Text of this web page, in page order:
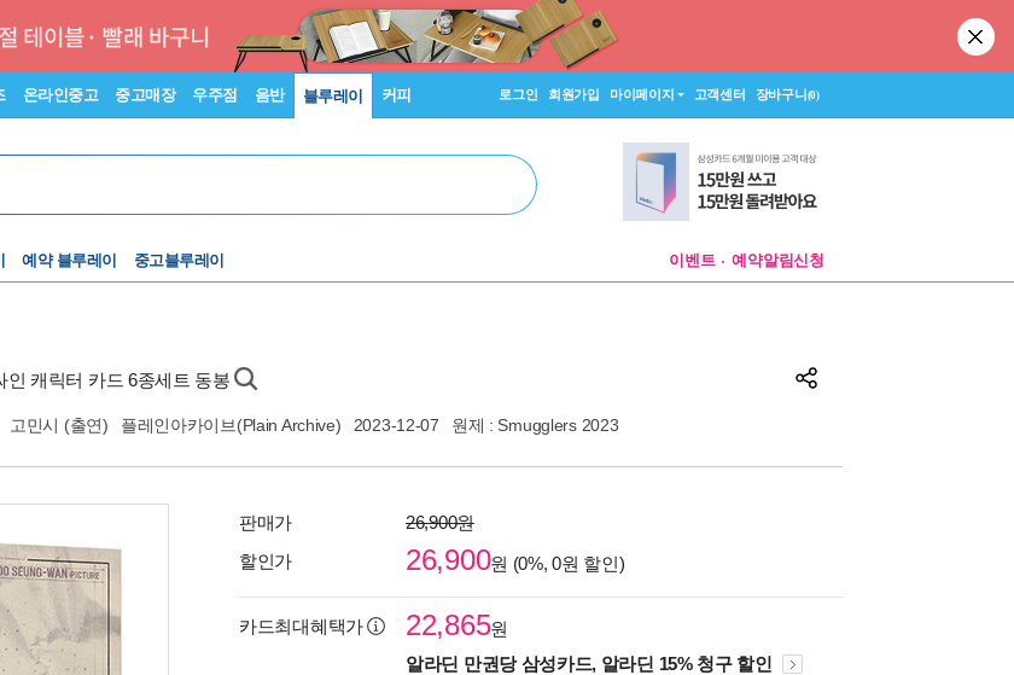
온라인중고 중고매장 우주점 음반 블루레이 커피 로그인 회원가입 마이페이지 고객센터 장바구니(0)
예약 블루레이 중고블루레이 이벤트 예약알림신청
인 캐릭터 카드 6종세트 동봉
고민시 (출연) 플레인아카이브(Plain Archive) 2023-12-07 원제 : Smugglers 2023
판매가
26,900원
할인가
26,900원 (0%, 0원 할인)
카드최대혜택가 22,865원
알라딘 만권당 삼성카드, 알라딘 15% 청구 할인